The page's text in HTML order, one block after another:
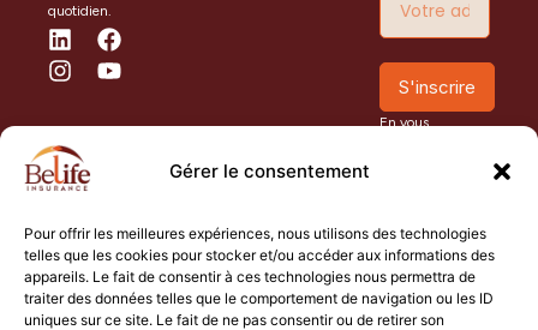
Gérer le consentement
Pour offrir les meilleures expériences, nous utilisons des technologies
telles que les cookies pour stocker et/ou accéder aux informations des
appareils. Le fait de consentir à ces technologies nous permettra de
traiter des données telles que le comportement de navigation ou les ID
uniques sur ce site. Le fait de ne pas consentir ou de retirer son
quotidien.
S'inscrire
En vous
© 2026 Belife Insurance. Tous
droits réservés.
Politique de confidentialité
Mentions légalesCookies